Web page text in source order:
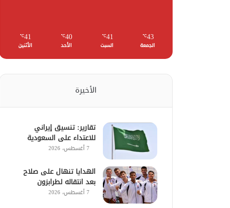
43
℃
الجمعة
41
℃
السبت
40
℃
الأحد
41
℃
الأثنين
الأخيرة
تقارير: تنسيق إيراني
للاعتداء على السعودية
7 أغسطس، 2026
الهدايا تنهال على صلاح
بعد انتقاله لطرابزون
7 أغسطس، 2026